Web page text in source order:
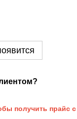
получить прайс